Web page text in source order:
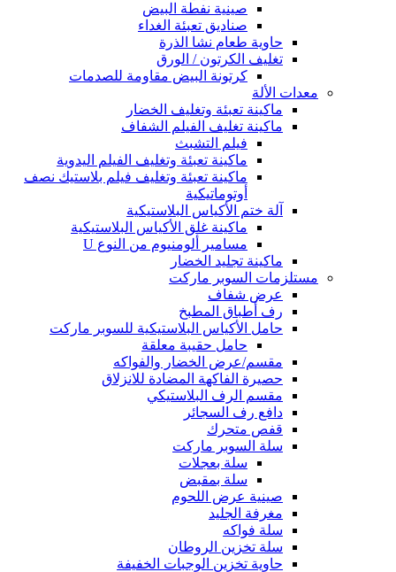
صينية نفطة البيض
صناديق تعبئة الغداء
حاوية طعام نشا الذرة
تغليف الكرتون / الورق
كرتونة البيض مقاومة للصدمات
معدات الألة
ماكينة تعبئة وتغليف الخضار
ماكينة تغليف الفيلم الشفاف
فيلم التشبث
ماكينة تعبئة وتغليف الفيلم اليدوية
ماكينة تعبئة وتغليف فيلم بلاستيك نصف
أوتوماتيكية
آلة ختم الأكياس البلاستيكية
ماكينة غلق الأكياس البلاستيكية
مسامير ألومنيوم من النوع U
ماكينة تجليد الخضار
مستلزمات السوبر ماركت
عرض شفاف
رف أطباق المطبخ
حامل الأكياس البلاستيكية للسوبر ماركت
حامل حقيبة معلقة
مقسم/عرض الخضار والفواكه
حصيرة الفاكهة المضادة للانزلاق
مقسم الرف البلاستيكي
دافع رف السجائر
قفص متحرك
سلة السوبر ماركت
سلة بعجلات
سلة بمقبض
صينية عرض اللحوم
مغرفة الجليد
سلة فواكه
سلة تخزين الروطان
حاوية تخزين الوجبات الخفيفة